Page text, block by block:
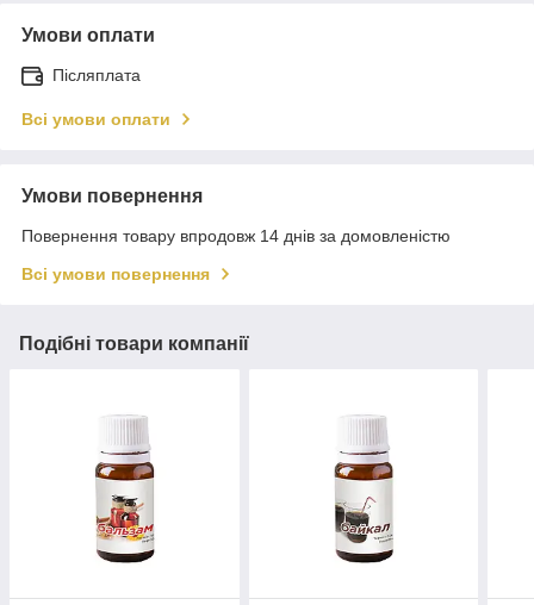
Умови оплати
Післяплата
Всі умови оплати
Умови повернення
Повернення товару впродовж 14 днів за домовленістю
Всі умови повернення
Подібні товари компанії